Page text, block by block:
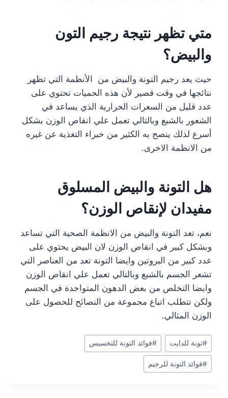
متي تظهر نتيجة رجيم التون
والبيض؟
حيث يعد رجيم التونة والبيض من الأنظمة التي تظهر
نتائجها في وقت قصير لأن هذه الحميات تحتوي على
عدد قليل من السعرات الحرارية الذي يساعد في
الشعور بالشبع وبالتالي تعمل علي انقاص الوزن بشكل
أسرع لذلك ينصح به الكثير من خبراء التغذية عن غيره
من الانظمة الاخرى.
هل التونة والبيض المسلوق
مفيدان لإنقاص الوزن؟
نعم، تعد التونة والبيض من الانظمة الصحية التي تساعد
وبشكل كبير في انقاص الوزن لان البيض يحتوي على
عدد كبير من البروتين وايضا التونة تعد من العناصر التي
تشعر الجسم بالشبع وبالتالي تعمل علي انقاص الوزن
وايضا التخلص من بعض الدهون المتواجدة في الجسم
ولكن تتطلب اتباع مجموعة من النصائح للحصول على
الوزن المثالي.
Post
Tags:
#تونة للدايت #فوائد التونة للتخسيس
#فوائد التونة للرجيم